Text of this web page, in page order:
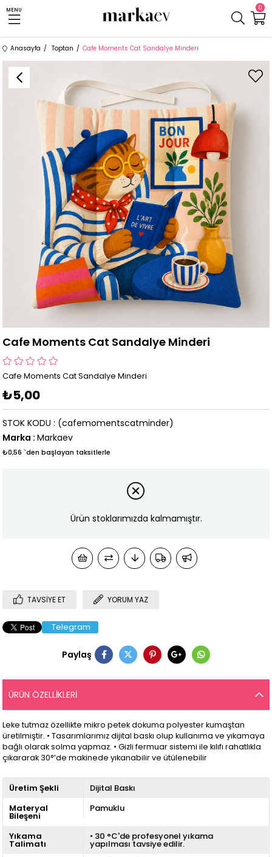
0
MENU
Anasayfa Toptan Cafe Moments Cat Sandalye Minderi
Cafe Moments Cat Sandalye Minderi
Cafe Moments Cat Sandalye Minderi
₺5,00
(cafemomentscatminder)
STOK KODU
Marka : Markaev
₺0,56 `den başlayan taksitlerle
Ürün stoklarımızda kalmamıştır.
TAVSIYE ET YORUM YAZ
Telegram
Paylaş
ÜRÜN ÖZELLIKLERI
Leke tutmaz özellikte mikro petek dokuma polyester kumaştan
üretilmiştir. • Tasarımlarımız dijital baskı olup kullanıma ve yıkamaya
bağlı olarak solma yapmaz. • Gizli fermuar sistemi ile kılıfı rahatlıkla
çıkararak 30°’de makinede yıkanabilir ve ütülenebilir
Üretim Şekli
Dijital Baskı
Materyal
Bileşeni
Pamuklu
Yıkama
Talimatı
• 30 °C'de profesyonel yıkama
yapılması tavsiye edilir.